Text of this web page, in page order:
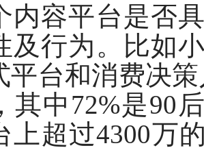
内容平台是否
及行为。比如
平台和消费决
其中72%是90
上超过4300万